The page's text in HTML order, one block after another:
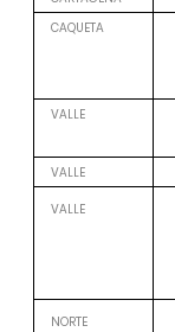
CAQUETA
VALLE
VALLE
VALLE
NORTE